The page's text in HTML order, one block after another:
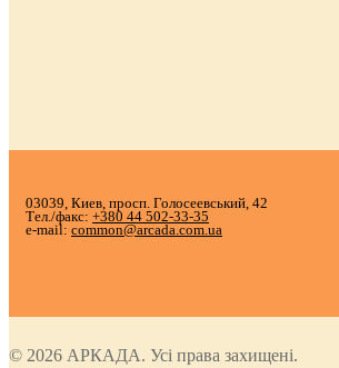
03039, Киев, просп. Голосеевський, 42
Тел./факс: +380 44 502-33-35
e-mail: common@arcada.com.ua
© 2026 АРКАДА. Усі права захищені.